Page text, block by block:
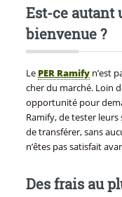
Est-ce autant
bienvenue ?
Le PER Ramifyn’est
cher du marché. Loin
opportunité pour
Ramify, de tester leurs
de transférer, sans
n’êtes pas satisfait
Des frais au